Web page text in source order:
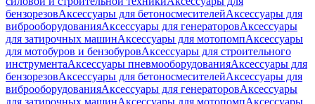
бензорезовАксессуары для бетоносмесителейАксессуары для
виброоборудованияАксессуары для генераторовАксессуары
для затирочных машинАксессуары для мотопомпАксессуары
для мотобуров и бензобуровАксессуары для строительного
инструментаАксессуары пневмооборудованияАксессуары для
бензорезовАксессуары для бетоносмесителейАксессуары для
виброоборудованияАксессуары для генераторовАксессуары
для затирочных машинАксессуары для мотопомпАксессуары